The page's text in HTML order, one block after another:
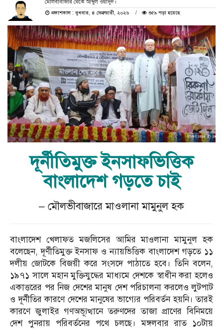
মৌলবীবাজার থেকে আব্দুল ওয়াদুদ।
প্রকাশকাল : বুধবার, ৪ ফেব্রুয়ারী, ২০২৬
৩৫৯ পড়া হয়েছে
দূর্নীতিমুক্ত ইনসাফভিত্তিক
বাংলাদেশ গড়তে চাই
– মৌলভীবাজারে মাওলানা মামুনুল হক
বাংলাদেশ খেলাফত মজলিসের আমির মাওলানা মামুনুল হক
বলেছেন, দূর্ণীতিমুক্ত ইনসাফ ও ন্যায়ভিত্তিক বাংলাদেশ গড়তে ১১
দলীয় জোটকে বিজয়ী করে সংসদে পাঠাতে হবে। তিনি বলেন,
১৯৭১ সালে মহান মুক্তিযুদ্ধের মাধ্যমে দেশকে স্বাধীন করা হলেও
একাত্তরের পর নিজ দেশের মানুষ দেশ পরিচালনা করলেও লুটপাট
ও দূর্নীতির কারণে দেশের মানুষের ভাগ্যের পরিবর্তন হয়নি। তারই
কারণে জুলাইর গণঅভ্যূত্থানে তরুণদের তাজা প্রাণের বিনিময়ে
দেশ পুনরায় পরিবর্তনের পথে চলছে। মঙ্গলবার রাত ১০টায়